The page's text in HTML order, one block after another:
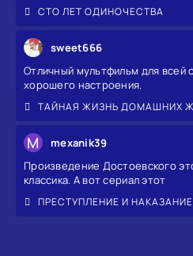
СТО ЛЕТ ОДИНОЧЕСТВА
sweet666
Отличный мультфильм для всей
хорошего настроения.
ТАЙНАЯ ЖИЗНЬ ДОМАШНИХ
M mexanik39
Произведение Достоевского
классика. А вот сериал этот
ПРЕСТУПЛЕНИЕ И НАКАЗАНИЕ